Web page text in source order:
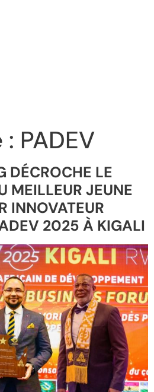
: PADEV
DÉCROCHE LE
MEILLEUR JEUNE
INNOVATEUR
2025 À KIGALI